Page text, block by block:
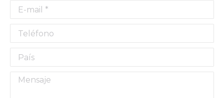
E-mail *
Teléfono
País
Mensaje